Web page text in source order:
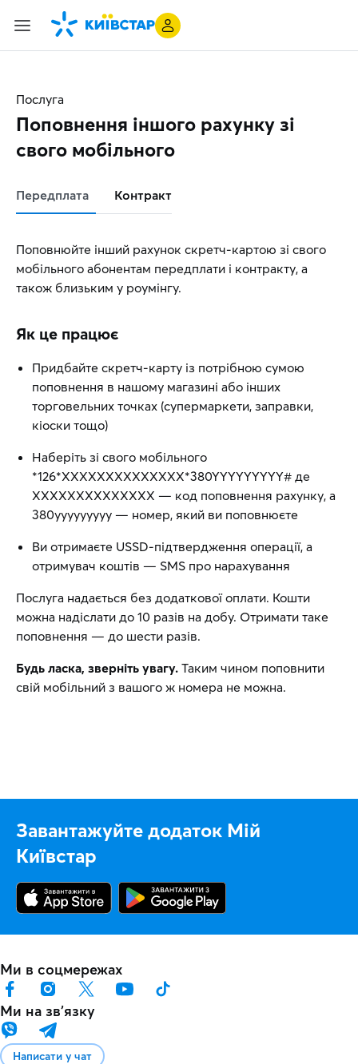
Послуга
Поповнення іншого рахунку зі
свого мобільного
Передплата Контракт
Поповнюйте інший рахунок скретч-картою зі свого
мобільного абонентам передплати і контракту, а
також близьким у роумінгу.
Як це працює
Придбайте скретч-карту із потрібною сумою
поповнення в нашому магазині або інших
торговельних точках (cупермаркети, заправки,
кіоски тощо)
Наберіть зі свого мобільного
*126*XXXXXXXXXXXXXX*380YYYYYYYYY# де
ХХХХХХХХХХХХХХ — код поповнення рахунку, а
380yyyyyyyyy — номер, який ви поповнюєте
Ви отримаєте USSD-підтвердження операції, а
отримувач коштів — SMS про нарахування
Послуга надається без додаткової оплати. Кошти
можна надіслати до 10 разів на добу. Отримати таке
поповнення — до шести разів.
Будь ласка, зверніть увагу. Таким чином поповнити
свій мобільний з вашого ж номера не можна.
Завантажуйте додаток Мій
Київстар
Ми в соцмережах
Ми на звʼязку
Написати у чат